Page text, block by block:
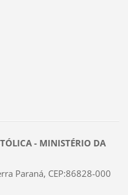
- MINISTÉRIO DA
Paraná, CEP:86828-000